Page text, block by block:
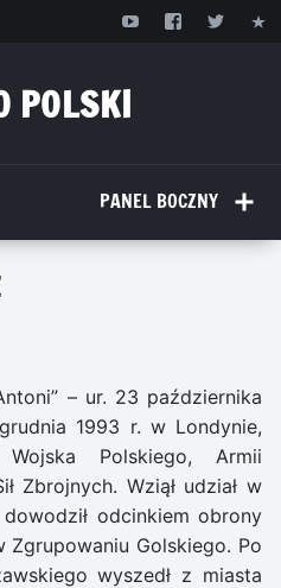
POLSKI
PANEL BOCZNY
– ur. 23 października
1993 r. w Londynie,
Polskiego, Armii
Zbrojnych. Wziął udział w
odcinkiem obrony
Zgrupowaniu Golskiego. Po
wyszedł z miasta